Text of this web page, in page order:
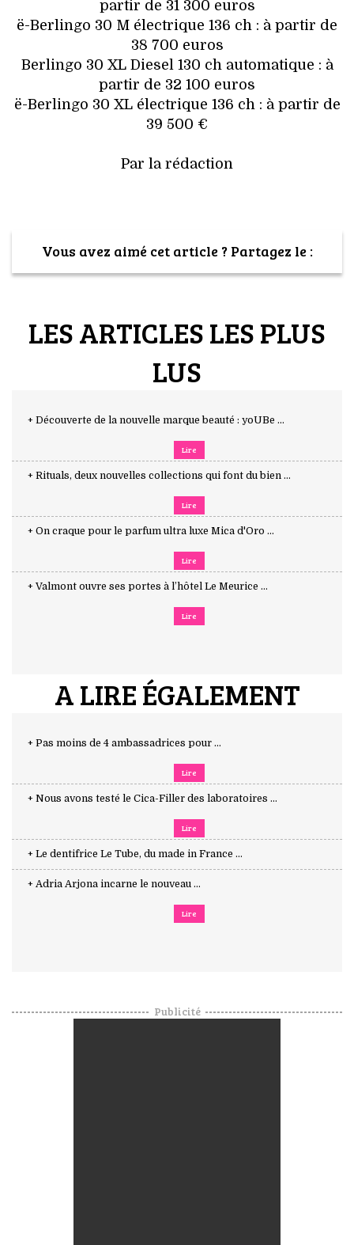
partir de 31 300 euros
ë-Berlingo 30 M électrique 136 ch : à partir de
38 700 euros
Berlingo 30 XL Diesel 130 ch automatique : à
partir de 32 100 euros
ë-Berlingo 30 XL électrique 136 ch : à partir de
39 500 €
Par la rédaction
Vous avez aimé cet article ? Partagez le :
LES ARTICLES LES PLUS
LUS
+ Découverte de la nouvelle marque beauté : yoUBe ...
Lire
+ Rituals, deux nouvelles collections qui font du bien ...
Lire
+ On craque pour le parfum ultra luxe Mica d'Oro ...
Lire
+ Valmont ouvre ses portes à l’hôtel Le Meurice ...
Lire
A LIRE ÉGALEMENT
+ Pas moins de 4 ambassadrices pour ...
Lire
+ Nous avons testé le Cica-Filler des laboratoires ...
Lire
+ Le dentifrice Le Tube, du made in France ...
+ Adria Arjona incarne le nouveau ...
Lire
Publicité